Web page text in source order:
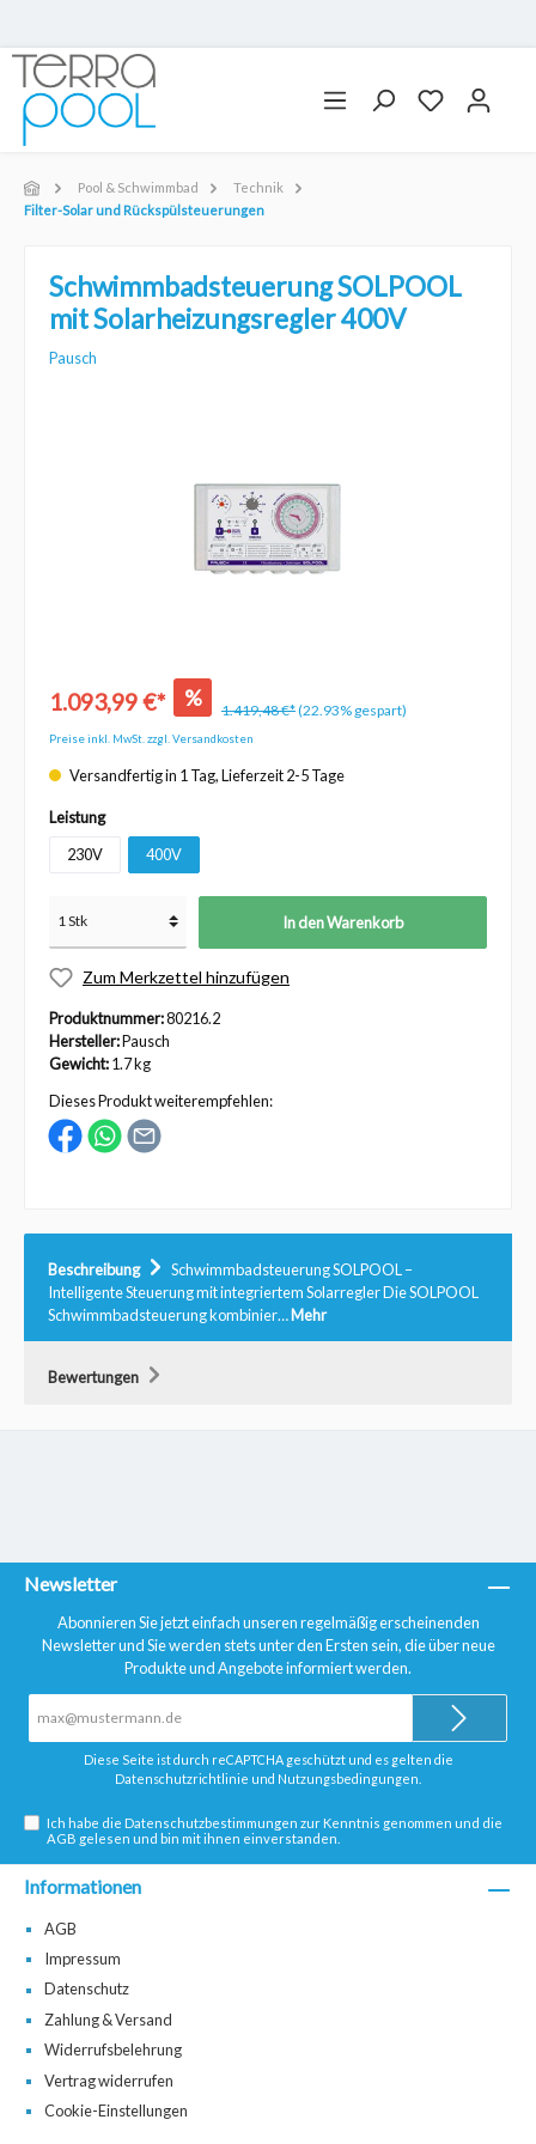
Pool & Schwimmbad
Technik
Filter-Solar und Rückspülsteuerungen
Schwimmbadsteuerung SOLPOOL
mit Solarheizungsregler 400V
Pausch
1.093,99 €* % 1.419,48 €*(22.93% gespart)
Preise inkl. MwSt. zzgl. Versandkosten
Versandfertig in 1 Tag, Lieferzeit 2-5 Tage
Leistung
230V
400V
In den Warenkorb
Zum Merkzettel hinzufügen
Produktnummer:80216.2
Hersteller:Pausch
Gewicht:1.7 kg
Dieses Produkt weiterempfehlen:
Beschreibung
Schwimmbadsteuerung SOLPOOL –
Intelligente Steuerung mit integriertem Solarregler Die SOLPOOL
Schwimmbadsteuerung kombinier…Mehr
Bewertungen
Newsletter
Abonnieren Sie jetzt einfach unseren regelmäßig erscheinenden
Newsletter und Sie werden stets unter den Ersten sein, die über neue
Produkte und Angebote informiert werden.
Adresse*
Diese Seite ist durch reCAPTCHA geschützt und es gelten die
Datenschutzrichtlinie und Nutzungsbedingungen
Ich habe dieDatenschutzbestimmungen zur Kenntnis genommen und die
AGB gelesen und bin mit ihnen einverstanden.
Informationen
AGB
Impressum
Datenschutz
Zahlung & Versand
Widerrufsbelehrung
Vertrag widerrufen
Cookie-Einstellungen